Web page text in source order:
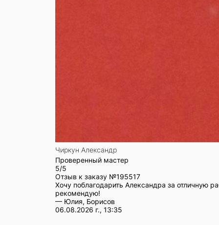
Чиркун Александр
Проверенный мастер
5/5
Отзыв к заказу №195517
Хочу поблагодарить Александра за отличную
рекомендую!
— Юлия, Борисов
06.08.2026 г., 13:35